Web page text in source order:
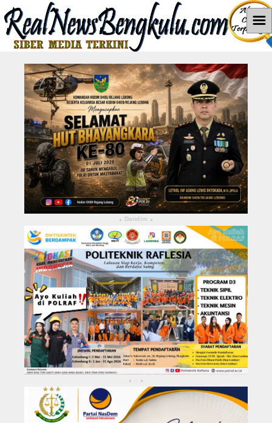
Home
News
Hukum dan Kriminal
Politik
Pendidikan
Pemerintahan
Berita Utama
LEBONG
KABUPATEN KEPAHIANG
KABUPATEN REJANG LEBONG
Kota Bengkulu
☰
▴ Dandim ▴
▴ ▴